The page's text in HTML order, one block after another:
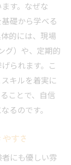
す。なぜな
礎から学べる
的には、現場
グ）や、定期的
られます。こ
キルを着実に
ことで、自信
るのです。
すさ
にも優しい雰